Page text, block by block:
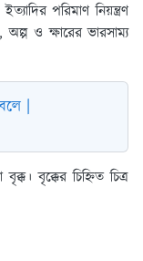
পরিমাণ নিয়ন্ত্রণ
ও ক্ষারের ভারসাম্য
|
বৃক্কের চিহ্নিত চিত্র